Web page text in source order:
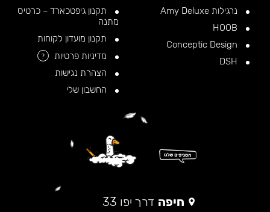
נרגילות Amy Deluxe
תקנון גיפטכארד – כרטיס
מתנה
תקנון מועדון לקוחות
מדיניות פרטיות
?
הצהרת נגישות
החשבון שלי
חיפה דרך יפו 33